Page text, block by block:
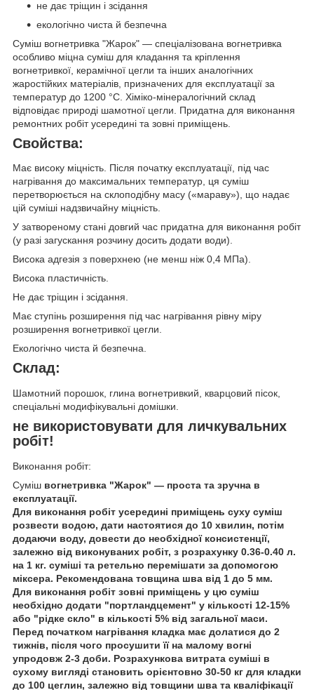
не дає тріщин і зсідання
екологічно чиста й безпечна
Суміш вогнетривка "Жарок" — спеціалізована вогнетривка
особливо міцна суміш для кладання та кріплення
вогнетривкої, керамічної цегли та інших аналогічних
жаростійких матеріалів, призначених для експлуатації за
температур до 1200 °C. Хіміко-мінералогічний склад
відповідає природі шамотної цегли. Придатна для виконання
ремонтних робіт усередині та зовні приміщень.
Свойства:
Має високу міцність. Після початку експлуатації, під час
нагрівання до максимальних температур, ця суміш
перетворюється на склоподібну масу («мараву»), що надає
цій суміші надзвичайну міцність.
У затвореному стані довгий час придатна для виконання робіт
(у разі загускання розчину досить додати води).
Висока адгезія з поверхнею (не менш ніж 0,4 МПа).
Висока пластичність.
Не дає тріщин і зсідання.
Має ступінь розширення під час нагрівання рівну міру
розширення вогнетривкої цегли.
Екологічно чиста й безпечна.
Склад:
Шамотний порошок, глина вогнетривкий, кварцовий пісок,
спеціальні модифікувальні домішки.
не використовувати для личкувальних
робіт!
Виконання робіт:
Суміш вогнетривка "Жарок" — проста та зручна в
експлуатації.
Для виконання робіт усередині приміщень суху суміш
розвести водою, дати настоятися до 10 хвилин, потім
додаючи воду, довести до необхідної консистенції,
залежно від виконуваних робіт, з розрахунку 0.36-0.40 л.
на 1 кг. суміші та ретельно перемішати за допомогою
міксера. Рекомендована товщина шва від 1 до 5 мм.
Для виконання робіт зовні приміщень у цю суміш
необхідно додати "портландцемент" у кількості 12-15%
або "рідке скло" в кількості 5% від загальної маси.
Перед початком нагрівання кладка має долатися до 2
тижнів, після чого просушити її на малому вогні
упродовж 2-3 доби. Розрахункова витрата суміші в
сухому вигляді становить орієнтовно 30-50 кг для кладки
до 100 цеглин, залежно від товщини шва та кваліфікації